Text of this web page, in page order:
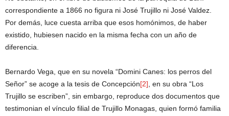
correspondiente a 1866 no figura ni José Trujillo ni José Valdez.
Por demás, luce cuesta arriba que esos homónimos, de haber
existido, hubiesen nacido en la misma fecha con un año de
diferencia.
Bernardo Vega, que en su novela “Domini Canes: los perros del
Señor” se acoge a la tesis de Concepción[2], en su obra “Los
Trujillo se escriben”, sin embargo, reproduce dos documentos que
testimonian el vínculo filial de Trujillo Monagas, quien formó familia